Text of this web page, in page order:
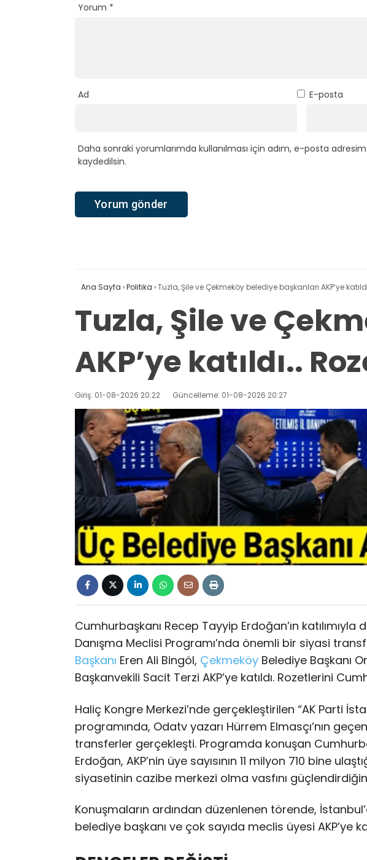
Yorum *
Ad E-posta
Daha sonraki yorumlarımda kullanılması için adım, e-posta
kaydedilsin.
Ana Sayfa ›Politika ›Tuzla, Şile ve Çekmeköy belediye başkanları AKP’ye
Tuzla, Şile ve
AKP’ye katıldı..
Giriş: 01-08-2026 20:22 Güncelleme: 01-08-2026 20:27
Cumhurbaşkanı Recep Tayyip Erdoğan’ın katılımıyla
Danışma Meclisi Programı’nda önemli bir siyasi
Başkanı Eren Ali Bingöl, Çekmeköy Belediye Başkanı
Başkanvekili Sacit Terzi AKP’ye katıldı. Rozetlerini
Haliç Kongre Merkezi’nde gerçekleştirilen “AK Parti
programında, Odatv yazarı Hürrem Elmasçı’nın
transferler gerçekleşti. Programda konuşan
Erdoğan, AKP’nin üye sayısının 11 milyon 710 bine
siyasetinin cazibe merkezi olma vasfını
Konuşmaların ardından düzenlenen törende,
belediye başkanı ve çok sayıda meclis üyesi AKP’ye